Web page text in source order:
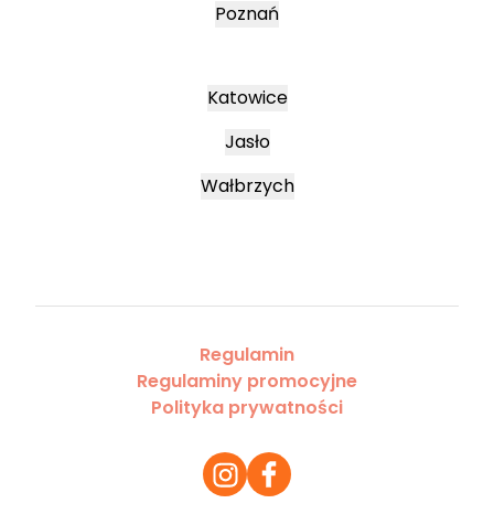
Poznań
Katowice
Jasło
Wałbrzych
Regulamin
Regulaminy promocyjne
Polityka prywatności